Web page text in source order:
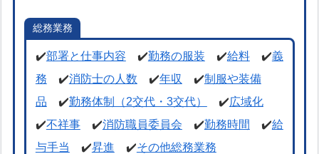
総務業務
✔️部署と仕事内容 ✔️勤務の服装 ✔️給料✔️義
務 ✔️消防士の人数 ✔️年収 ✔️制服や装備
品 ✔️勤務体制（2交代・3交代） ✔️広域化
✔️不祥事✔️消防職員委員会 ✔️勤務時間 ✔️給
与手当
✔️昇進 ✔️その他総務業務